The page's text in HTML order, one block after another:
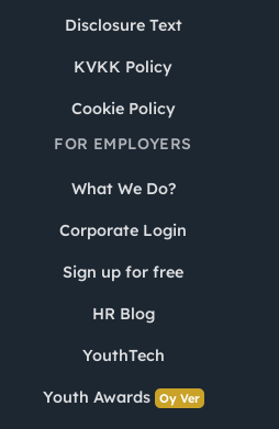
Disclosure Text
KVKK Policy
Cookie Policy
FOR EMPLOYERS
What We Do?
Corporate Login
Sign up for free
HR Blog
YouthTech
Youth Awards Oy Ver